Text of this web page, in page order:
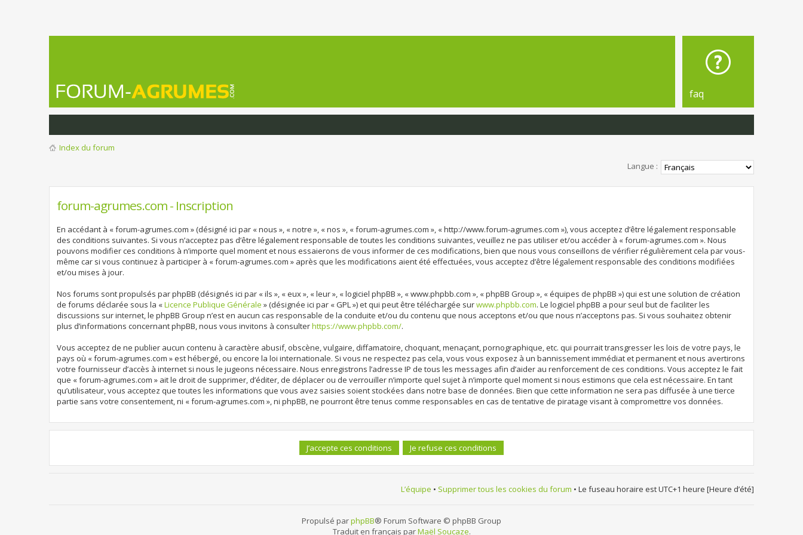
faq
Index du forum
Langue :
forum-agrumes.com - Inscription
En accédant à « forum-agrumes.com » (désigné ici par « nous », « notre », « nos », « forum-agrumes.com », « http://www.forum-agrumes.com »), vous acceptez d’être légalement responsable
des conditions suivantes. Si vous n’acceptez pas d’être légalement responsable de toutes les conditions suivantes, veuillez ne pas utiliser et/ou accéder à « forum-agrumes.com ». Nous
pouvons modifier ces conditions à n’importe quel moment et nous essaierons de vous informer de ces modifications, bien que nous vous conseillons de vérifier régulièrement cela par vous-
même car si vous continuez à participer à « forum-agrumes.com » après que les modifications aient été effectuées, vous acceptez d’être légalement responsable des conditions modifiées
et/ou mises à jour.
Nos forums sont propulsés par phpBB (désignés ici par « ils », « eux », « leur », « logiciel phpBB », « www.phpbb.com », « phpBB Group », « équipes de phpBB ») qui est une solution de création
de forums déclarée sous la «Licence Publique Générale » (désignée ici par « GPL ») et qui peut être téléchargée surwww.phpbb.com. Le logiciel phpBB a pour seul but de faciliter les
discussions sur internet, le phpBB Group n’est en aucun cas responsable de la conduite et/ou du contenu que nous acceptons et/ou que nous n’acceptons pas. Si vous souhaitez obtenir
plus d’informations concernant phpBB, nous vous invitons à consulterhttps://www.phpbb.com/.
Vous acceptez de ne publier aucun contenu à caractère abusif, obscène, vulgaire, diffamatoire, choquant, menaçant, pornographique, etc. qui pourrait transgresser les lois de votre pays, le
pays où « forum-agrumes.com » est hébergé, ou encore la loi internationale. Si vous ne respectez pas cela, vous vous exposez à un bannissement immédiat et permanent et nous avertirons
votre fournisseur d’accès à internet si nous le jugeons nécessaire. Nous enregistrons l’adresse IP de tous les messages afin d’aider au renforcement de ces conditions. Vous acceptez le fait
que « forum-agrumes.com » ait le droit de supprimer, d’éditer, de déplacer ou de verrouiller n’importe quel sujet à n’importe quel moment si nous estimons que cela est nécessaire. En tant
qu’utilisateur, vous acceptez que toutes les informations que vous avez saisies soient stockées dans notre base de données. Bien que cette information ne sera pas diffusée à une tierce
partie sans votre consentement, ni « forum-agrumes.com », ni phpBB, ne pourront être tenus comme responsables en cas de tentative de piratage visant à compromettre vos données.
L’équipe • Supprimer tous les cookies du forum • Le fuseau horaire est UTC+1 heure [Heure d’été]
Propulsé parphpBB® Forum Software © phpBB Group
Traduit en français parMaël Soucaze.